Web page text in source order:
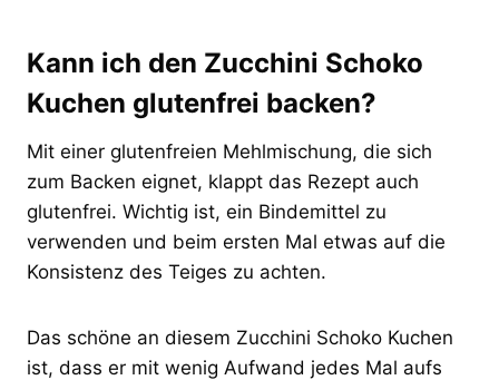
Kann ich den Zucchini Schoko
Kuchen glutenfrei backen?
Mit einer glutenfreien Mehlmischung, die sich
zum Backen eignet, klappt das Rezept auch
glutenfrei. Wichtig ist, ein Bindemittel zu
verwenden und beim ersten Mal etwas auf die
Konsistenz des Teiges zu achten.
Das schöne an diesem Zucchini Schoko Kuchen
ist, dass er mit wenig Aufwand jedes Mal aufs